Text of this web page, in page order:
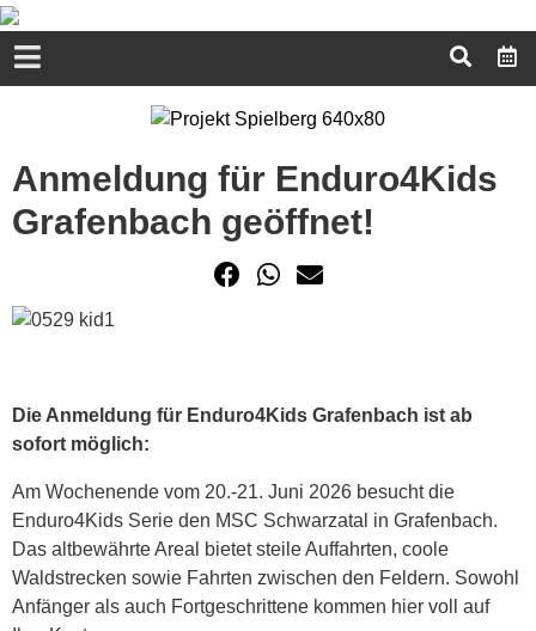
Anmeldung für Enduro4Kids
Grafenbach geöffnet!
Die Anmeldung für Enduro4Kids Grafenbach ist ab
sofort möglich:
Am Wochenende vom 20.-21. Juni 2026 besucht die
Enduro4Kids Serie den MSC Schwarzatal in Grafenbach.
Das altbewährte Areal bietet steile Auffahrten, coole
Waldstrecken sowie Fahrten zwischen den Feldern. Sowohl
Anfänger als auch Fortgeschrittene kommen hier voll auf